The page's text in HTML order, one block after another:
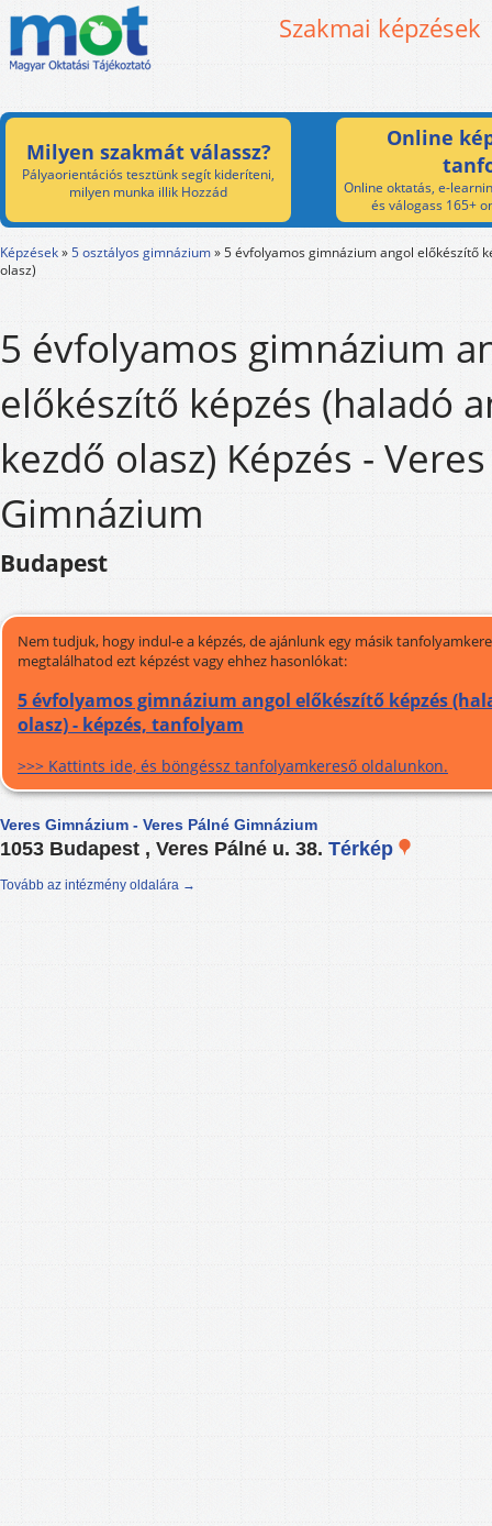
Szakmai képzések
Milyen szakmát válassz?
Pályaorientációs tesztünk segít kideríteni,
milyen munka illik Hozzád
Online
Online oktatás, e-
és válogass 165+
Képzések»5 osztályos gimnázium»5 évfolyamos gimnázium angol előkészítő
olasz)
5 évfolyamos gimnázium
előkészítő képzés (haladó
kezdő olasz) Képzés -
Gimnázium
Budapest
Nem tudjuk, hogy indul-e a képzés, de ajánlunk egy másik
megtalálhatod ezt képzést vagy ehhez hasonlókat:
5 évfolyamos gimnázium angol előkészítő képzés
olasz) - képzés, tanfolyam
>>> Kattints ide, és böngéssz tanfolyamkereső oldalunkon.
Veres Gimnázium - Veres Pálné Gimnázium
1053 Budapest , Veres Pálné u. 38. Térkép
Tovább az intézmény oldalára →